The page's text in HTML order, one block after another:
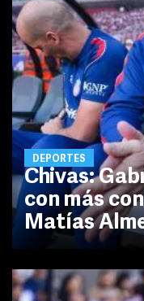
DEPORTES
Chivas:
con más
Matías